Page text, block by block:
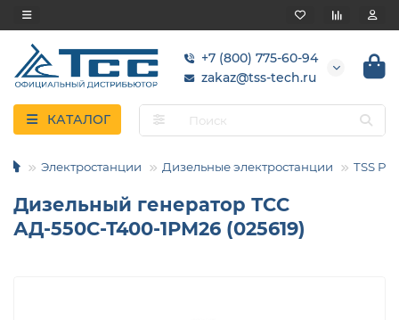
+7 (800) 775-60-94
zakaz@tss-tech.ru
КАТАЛОГ
Электростанции Дизельные электростанции TSS
Дизельный генератор ТСС
АД-550С-Т400-1РМ26 (025619)